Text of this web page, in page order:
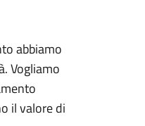
abbiamo
Vogliamo
il valore di